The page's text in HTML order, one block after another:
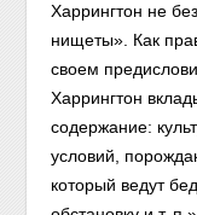
Харрингтон не
нищеты». Как
своем
Харрингтон
содержание:
условий,
который ведут